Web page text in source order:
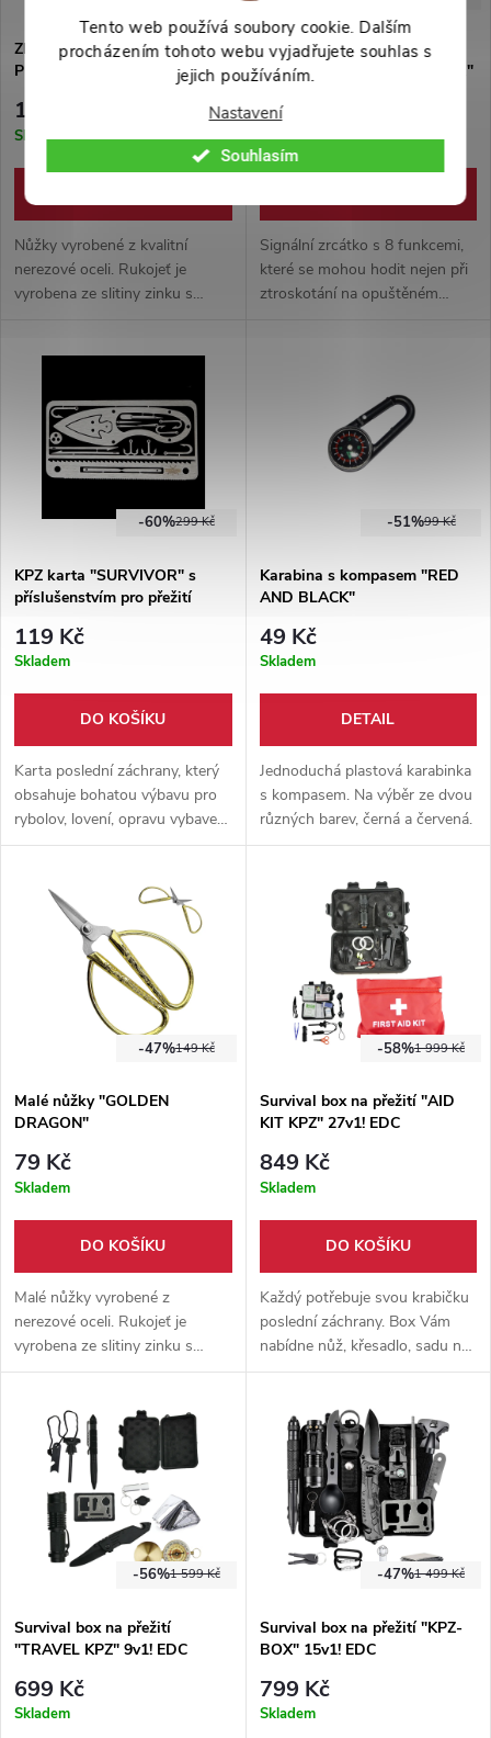
Tento web používá soubory cookie. Dalším
procházením tohoto webu vyjadřujete souhlas s
jejich používáním.
Nastavení
Souhlasím
Zlaté nůžky "DRAGON
PHEONIX"
199 Kč
Skladem
Nůžky vyrobené z kvalitní
nerezové oceli. Rukojeť je
vyrobena ze slitiny zinku s
Multifunkční signalizační
zrcátko "SURVIVAL MIRROR"
229 Kč
Skladem
Signální zrcátko s 8 funkcemi,
které se mohou hodit nejen při
ztroskotání na opuštěném
299 Kč
-60%
KPZ karta "SURVIVOR" s
příslušenstvím pro přežití
119 Kč
Skladem
DO KOŠÍKU
Karta poslední záchrany, který
obsahuje bohatou výbavu pro
rybolov, lovení, opravu vybavení
a další. Vhodné i do peněženky.
99 Kč
-51%
Karabina s kompasem "RED
AND BLACK"
49 Kč
Skladem
DETAIL
Jednoduchá plastová karabinka
s kompasem. Na výběr ze dvou
různých barev, černá a červená.
149 Kč
-47%
Malé nůžky "GOLDEN
DRAGON"
79 Kč
Skladem
DO KOŠÍKU
Malé nůžky vyrobené z
nerezové oceli. Rukojeť je
vyrobena ze slitiny zinku s
nádherným vzorem a
imituje starodávné měděné
pokování.
1 999 Kč
-58%
Survival box na přežití "AID
KIT KPZ" 27v1! EDC
849 Kč
Skladem
DO KOŠÍKU
Každý potřebuje svou krabičku
poslední záchrany. Box Vám
nabídne nůž, křesadlo, sadu na
rybaření, lékárničku a mnohé
EDC vybavení
1 599 Kč
-56%
Survival box na přežití
"TRAVEL KPZ" 9v1! EDC
699 Kč
Skladem
1 499 Kč
-47%
Survival box na přežití "KPZ-
BOX" 15v1! EDC
799 Kč
Skladem